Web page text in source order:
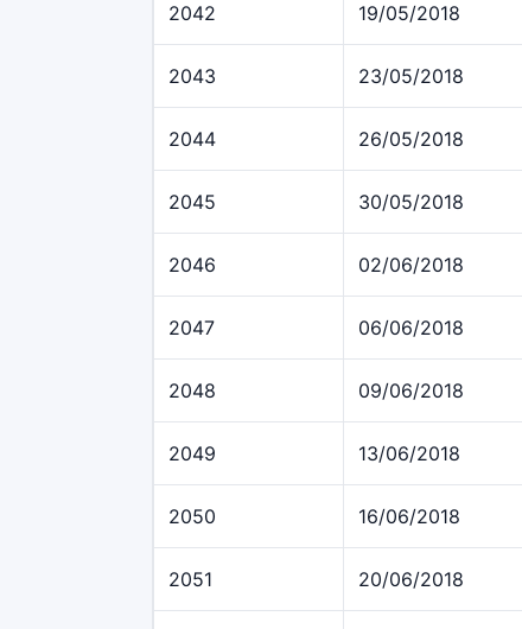
2042 19/05/2018
2043 23/05/2018
2044 26/05/2018
2045 30/05/2018
2046 02/06/2018
2047 06/06/2018
2048 09/06/2018
2049 13/06/2018
2050 16/06/2018
2051 20/06/2018